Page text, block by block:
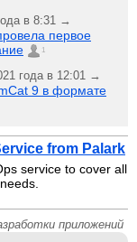
в 8:31 →
первое
1
года в 12:01 →
9 в формате
from Palark
service to cover all
приложений